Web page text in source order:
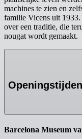
machines te zien en
familie Vicens uit 1933.
over een traditie, die
nougat wordt gemaakt.
Openingstijden
Barcelona Museum